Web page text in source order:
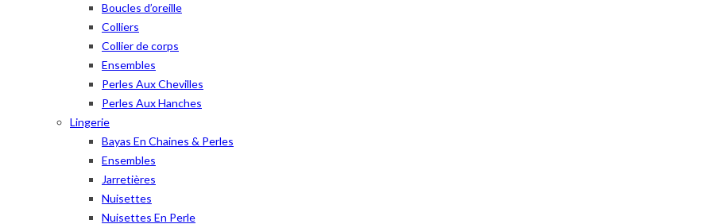
Boucles d’oreille
Colliers
Collier de corps
Ensembles
Perles Aux Chevilles
Perles Aux Hanches
Lingerie
Bayas En Chaines & Perles
Ensembles
Jarretières
Nuisettes
Nuisettes En Perle